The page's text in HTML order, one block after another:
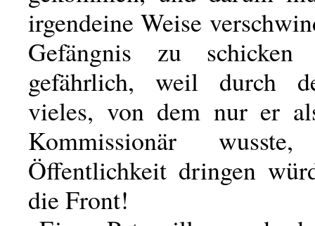
irgendeine Weise
Gefängnis zu
gefährlich, weil durch
vieles, von dem nur er
Kommissionär
Öffentlichkeit dringen
die Front!